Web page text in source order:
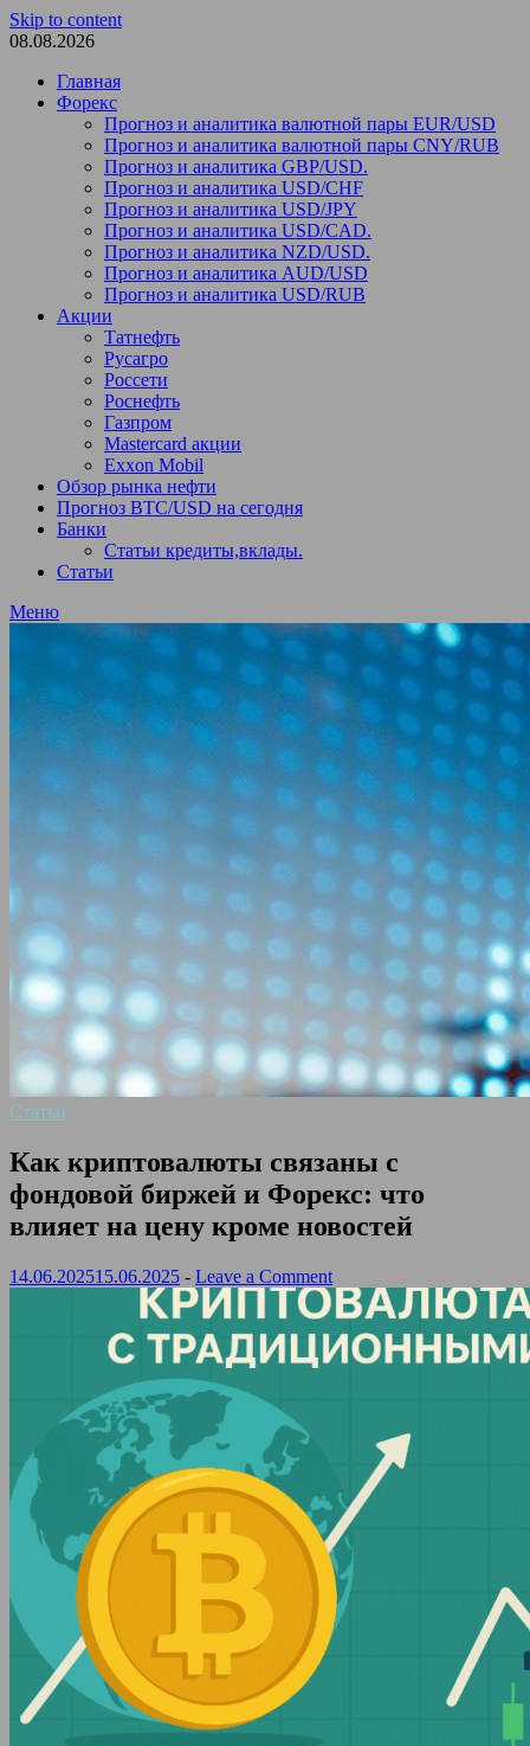
Skip to content
08.08.2026
Главная
Форекс
Прогноз и аналитика валютной пары EUR/USD
Прогноз и аналитика валютной пары CNY/RUB
Прогноз и аналитика GBP/USD.
Прогноз и аналитика USD/CHF
Прогноз и аналитика USD/JPY
Прогноз и аналитика USD/CAD.
Прогноз и аналитика NZD/USD.
Прогноз и аналитика AUD/USD
Прогноз и аналитика USD/RUB
Акции
Татнефть
Русагро
Россети
Роснефть
Газпром
Mastercard акции
Exxon Mobil
Обзор рынка нефти
Прогноз BTC/USD на сегодня
Банки
Статьи кредиты,вклады.
Статьи
Меню
Статьи
Как криптовалюты связаны с
фондовой биржей и Форекс: что
влияет на цену кроме новостей
14.06.202515.06.2025 - Leave a Comment